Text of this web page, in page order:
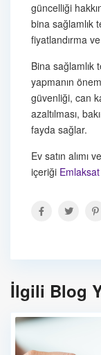
güncelliği
bina sağlamlık
fiyatlandırma
Bina sağlamlık
yapmanın
güvenliği, can
azaltılması,
fayda sağlar.
Ev satın alımı
içeriği
İlgili Blog